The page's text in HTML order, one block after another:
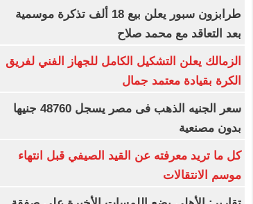
طرابزون سبور يعلن بيع 18 ألف تذكرة موسمية
بعد التعاقد مع محمد صلاح
الزمالك يعلن التشكيل الكامل للجهاز الفني لفريق
الكرة بقيادة معتمد جمال
سعر الجنيه الذهب فى مصر يسجل 48760 جنيها
بدون مصنعية
كل ما تريد معرفته عن القيد الصيفي قبل انتهاء
موسم الانتقالات